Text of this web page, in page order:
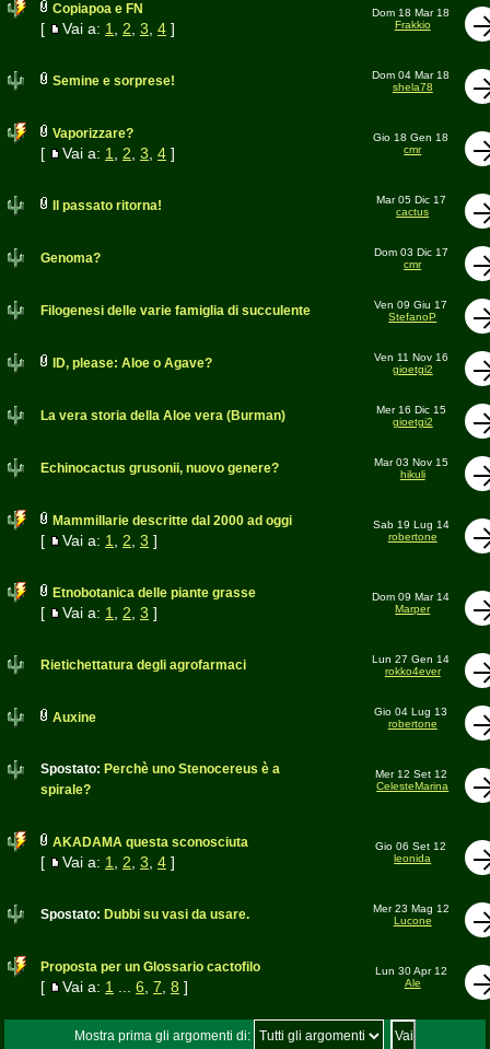
Copiapoa e FN
[ Vai a: 1 2 3 4]
Dom 18 Mar 18
Frakkio
Semine e sorprese!
Dom 04 Mar 18
shela78
Vaporizzare?
[ Vai a: 1 2 3 4]
Gio 18 Gen 18
cmr
Il passato ritorna!
Mar 05 Dic 17
cactus
Genoma?
Dom 03 Dic 17
cmr
Filogenesi delle varie famiglia di succulente
Ven 09 Giu 17
StefanoP
ID, please: Aloe o Agave?
Ven 11 Nov 16
gioetgi2
La vera storia della Aloe vera (Burman)
Mer 16 Dic 15
gioetgi2
Echinocactus grusonii, nuovo genere?
Mar 03 Nov 15
hikuli
Mammillarie descritte dal 2000 ad oggi
[ Vai a: 1 2 3 ]
Sab 19 Lug 14
robertone
Etnobotanica delle piante grasse
[ Vai a: 1 2 3 ]
Dom 09 Mar 14
Marper
Rietichettatura degli agrofarmaci
Lun 27 Gen 14
rokko4ever
Auxine
Gio 04 Lug 13
robertone
Spostato: Perchè uno Stenocereus è a
spirale?
Mer 12 Set 12
CelesteMarina
AKADAMA questa sconosciuta
[ Vai a: 1 2 3 4]
Gio 06 Set 12
leonida
Spostato: Dubbi su vasi da usare.
Mer 23 Mag 12
Lucone
Proposta per un Glossario cactofilo
[ Vai a: 1 6 7 8 ]
Lun 30 Apr 12
Ale
Mostra prima gli argomenti di: